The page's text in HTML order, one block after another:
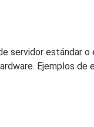
servidor estándar o
Ejemplos de